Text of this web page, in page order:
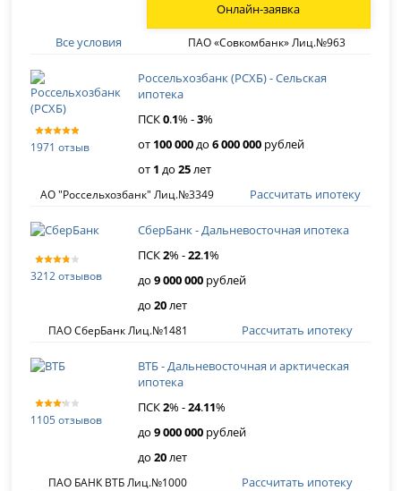
Все условия ПАО «Совкомбанк» Лиц.№963
Онлайн-заявка
1971 отзыв
Россельхозбанк (РСХБ) - Сельская
ипотека
ПСК0.1% -3%
от 100 000до6 000 000 рублей
от 1 до25лет
АО "Россельхозбанк" Лиц.№3349 Рассчитать ипотеку
3212 отзывов
СберБанк - Дальневосточная ипотека
ПСК2% -22.1%
до9 000 000 рублей
до20лет
ПАО СберБанк Лиц.№1481 Рассчитать ипотеку
1105 отзывов
ВТБ - Дальневосточная и арктическая
ипотека
ПСК2% -24.11%
до9 000 000 рублей
до20лет
ПАО БАНК ВТБ Лиц.№1000 Рассчитать ипотеку